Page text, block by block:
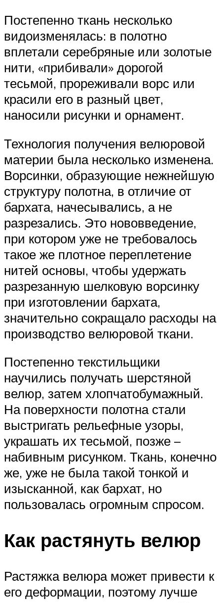
Постепенно ткань несколько
видоизменялась: в полотно
вплетали серебряные или золотые
нити, «прибивали» дорогой
тесьмой, прореживали ворс или
красили его в разный цвет,
наносили рисунки и орнамент.
Технология получения велюровой
материи была несколько изменена.
Ворсинки, образующие нежнейшую
структуру полотна, в отличие от
бархата, начесывались, а не
разрезались. Это нововведение,
при котором уже не требовалось
такое же плотное переплетение
нитей основы, чтобы удержать
разрезанную шелковую ворсинку
при изготовлении бархата,
значительно сокращало расходы на
производство велюровой ткани.
Постепенно текстильщики
научились получать шерстяной
велюр, затем хлопчатобумажный.
На поверхности полотна стали
выстригать рельефные узоры,
украшать их тесьмой, позже –
набивным рисунком. Ткань, конечно
же, уже не была такой тонкой и
изысканной, как бархат, но
пользовалась огромным спросом.
Как растянуть велюр
Растяжка велюра может привести к
его деформации, поэтому лучше